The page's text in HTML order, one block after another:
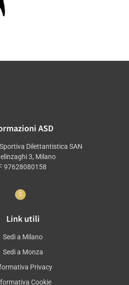
ASD
Dilettantistica SAN
3, Milano
97628080158
Link utili
Sedi a Milano
Sedi a Monza
Privacy
Cookie